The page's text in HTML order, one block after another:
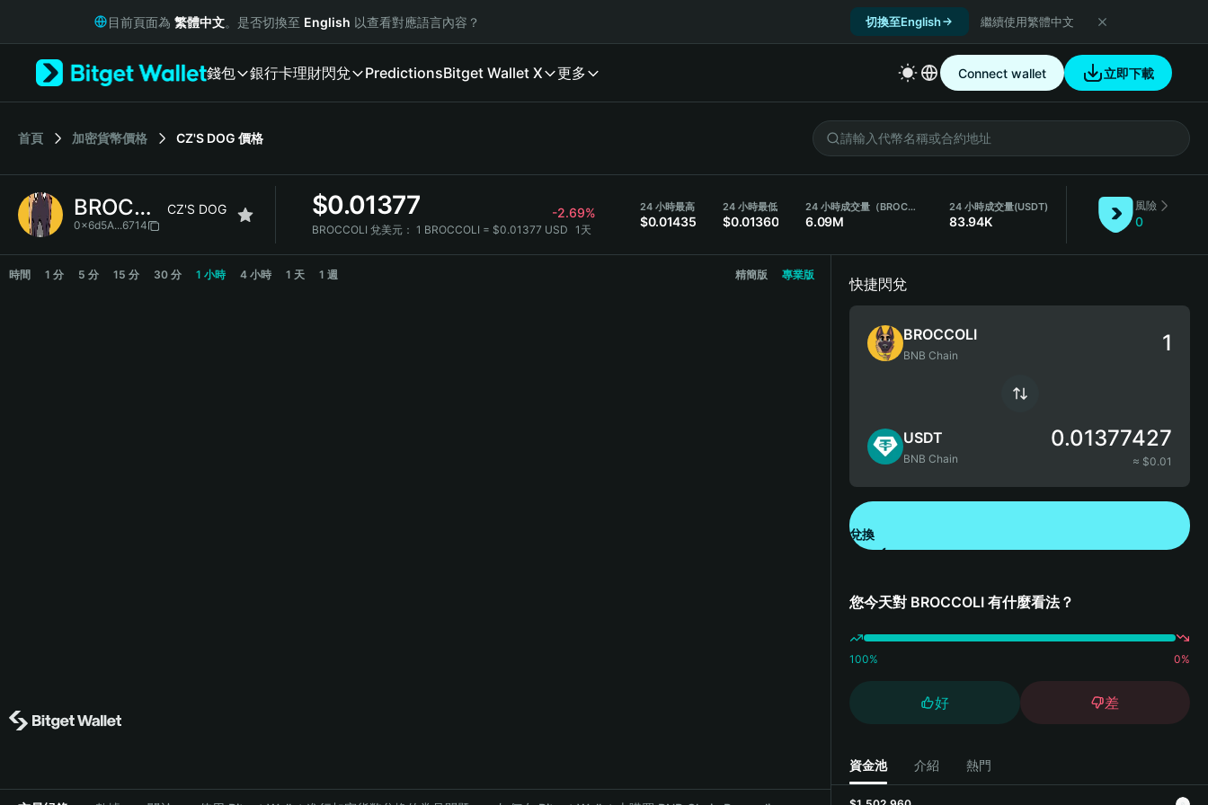
Русский
Italiano
简体中文
繁體中文
Bahasa Indonesia
目前頁面為 繁體中文。是否切換至 English 以查看對應語言內容？ 切換至English 繼續使用繁體中文
錢包 銀行卡理財閃兌 PredictionsBitget Wallet X 更多 Connect wallet 立即下載
首頁 加密貨幣價格 CZ'S DOG 價格
BROCCOLI CZ'S DOG
0x6d5A...6714
$0.01377 -2.69%
BROCCOLI 兌美元： 1 BROCCOLI = $0.01377 USD 1天
24 小時最高
$0.01435
24 小時最低
$0.01360
24 小時成交量（BROCCOLI）
6.09M
24 小時成交量(USDT)
83.94K
風險
0
BROCCOLI Price Chart
時間 1 分 5 分 15 分 30 分 1 小時 4 小時 1 天 1 週 精簡版 專業版
快捷閃兌
BROCCOLI
BNB Chain
USDT
BNB Chain
0.01377427
≈ $0.01
兌換
您今天對 BROCCOLI 有什麼看法？
100% 0%
好 差
資金池 介紹 熱門